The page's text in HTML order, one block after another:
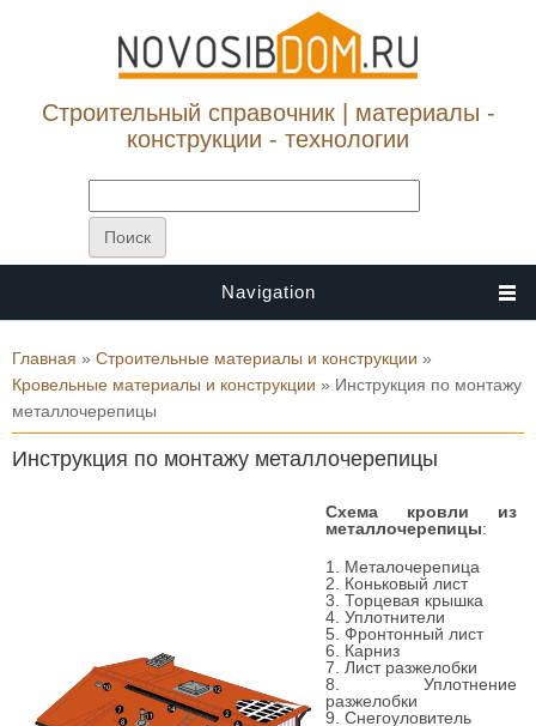
Строительный справочник | материалы -
конструкции - технологии
Navigation
Вы здесь
Главная » Строительные материалы и конструкции »
Кровельные материалы и конструкции » Инструкция по монтажу
металлочерепицы
Инструкция по монтажу металлочерепицы
Схема кровли из
металлочерепицы:
1. Металочерепица
2. Коньковый лист
3. Торцевая крышка
4. Уплотнители
5. Фронтонный лист
6. Карниз
7. Лист разжелобки
8. Уплотнение
разжелобки
9. Снегоуловитель